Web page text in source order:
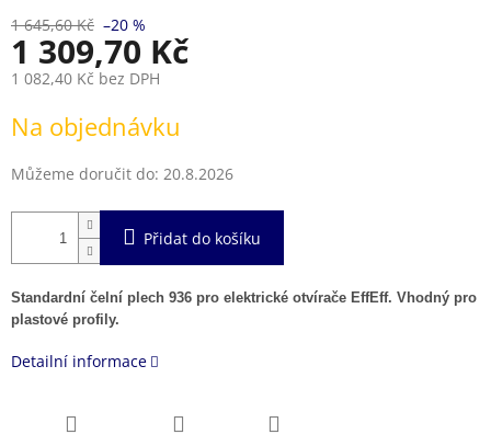
1 645,60 Kč –20 %
1 309,70 Kč
1 082,40 Kč bez DPH
cena:
Na objednávku
Můžeme doručit do: 20.8.2026
Přidat do košíku
Standardní čelní plech 936 pro elektrické otvírače EffEff. Vhodný pro
plastové profily.
Detailní informace